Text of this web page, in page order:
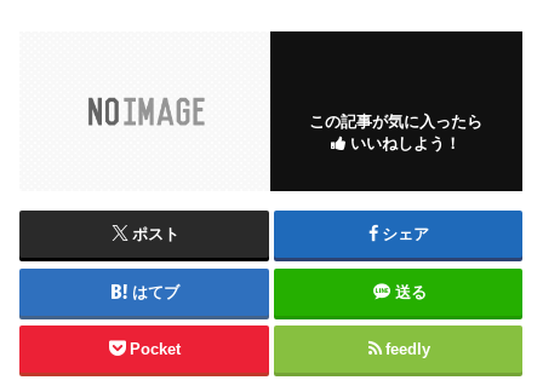
この記事が気に入ったら
いいねしよう！
ポスト シェア
はてブ 送る
Pocket feedly